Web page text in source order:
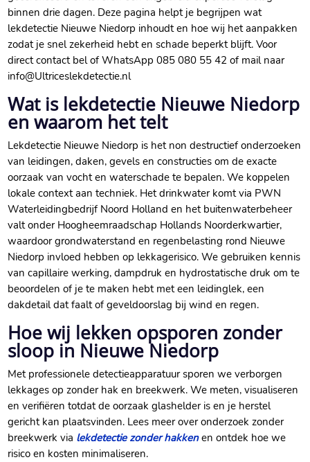
binnen drie dagen.​ Deze pagina helpt je begrijpen wat
lekdetectie Nieuwe Niedorp inhoudt en hoe wij het aanpakken
zodat je snel zekerheid hebt en schade beperkt blijft.​ Voor
direct contact bel of WhatsApp 085 080 55 42 of mail naar
info@Ultriceslekdetectie.​nl
Wat is lekdetectie Nieuwe Niedorp
en waarom het telt
Lekdetectie Nieuwe Niedorp is het non destructief onderzoeken
van leidingen, daken, gevels en constructies om de exacte
oorzaak van vocht en waterschade te bepalen.​ We koppelen
lokale context aan techniek.​ Het drinkwater komt via PWN
Waterleidingbedrijf Noord Holland en het buitenwaterbeheer
valt onder Hoogheemraadschap Hollands Noorderkwartier,
waardoor grondwaterstand en regenbelasting rond Nieuwe
Niedorp invloed hebben op lekkagerisico.​ We gebruiken kennis
van capillaire werking, dampdruk en hydrostatische druk om te
beoordelen of je te maken hebt met een leidinglek, een
dakdetail dat faalt of geveldoorslag bij wind en regen.​
Hoe wij lekken opsporen zonder
sloop in Nieuwe Niedorp
Met professionele detectieapparatuur sporen we verborgen
lekkages op zonder hak en breekwerk.​ We meten, visualiseren
en verifiëren totdat de oorzaak glashelder is en je herstel
gericht kan plaatsvinden.​ Lees meer over onderzoek zonder
breekwerk via lekdetectie zonder hakkenen ontdek hoe we
risico en kosten minimaliseren.​